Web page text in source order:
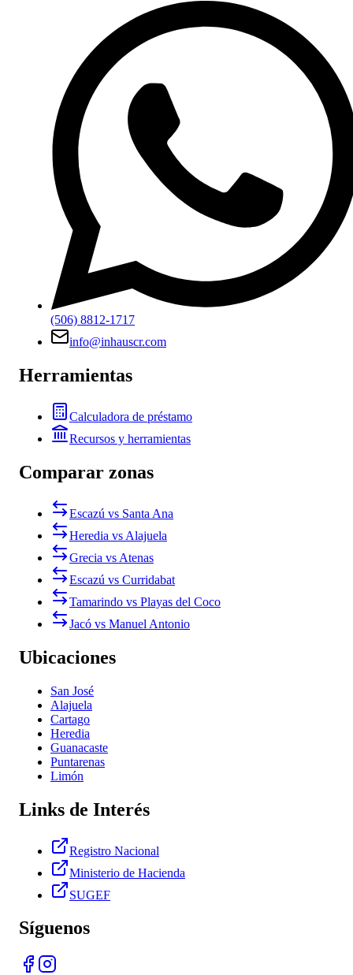
(506) 8812-1717
info@inhauscr.com
Herramientas
Calculadora de préstamo
Recursos y herramientas
Comparar zonas
Escazú vs Santa Ana
Heredia vs Alajuela
Grecia vs Atenas
Escazú vs Curridabat
Tamarindo vs Playas del Coco
Jacó vs Manuel Antonio
Ubicaciones
San José
Alajuela
Cartago
Heredia
Guanacaste
Puntarenas
Limón
Links de Interés
Registro Nacional
Ministerio de Hacienda
SUGEF
Síguenos